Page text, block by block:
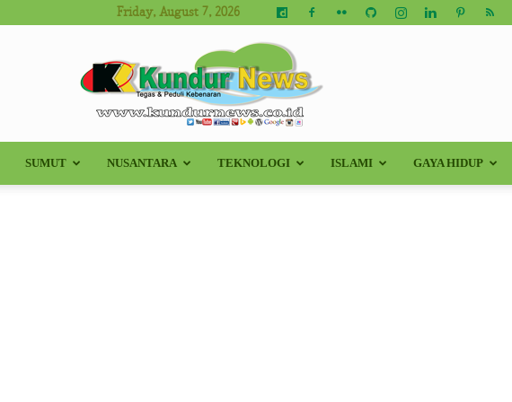
Friday, August 7, 2026
Kundur
SUMUT NUSANTARA TEKNOLOGI ISLAMI GAYA HIDUP